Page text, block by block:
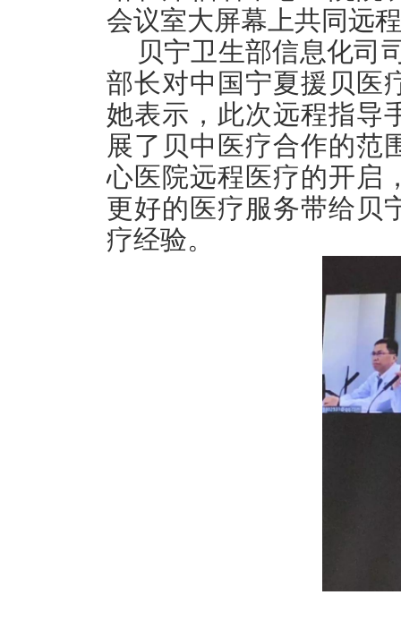
会议室大屏幕上共同远
贝宁卫生部信息化司
部长对中国宁夏援贝医
她表示，此次远程指导
展了贝中医疗合作的范
心医院远程医疗的开启
更好的医疗服务带给贝
疗经验。